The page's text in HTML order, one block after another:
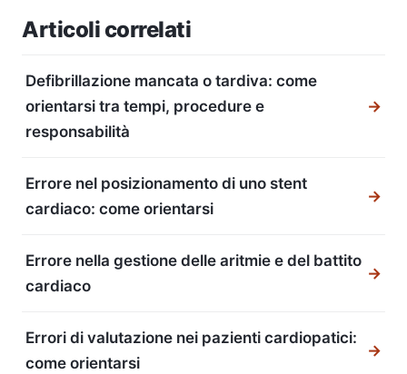
Articoli correlati
Defibrillazione mancata o tardiva: come
orientarsi tra tempi, procedure e
responsabilità
→
Errore nel posizionamento di uno stent
cardiaco: come orientarsi
→
Errore nella gestione delle aritmie e del battito
cardiaco
→
Errori di valutazione nei pazienti cardiopatici:
come orientarsi
→